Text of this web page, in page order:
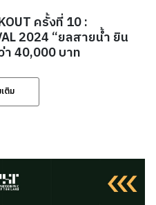
ครั้งที่ 10 :
2024 “ยลสายน้ำ ยิน
า 40,000 บาท
ติม